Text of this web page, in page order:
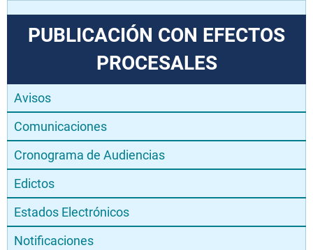
PUBLICACIÓN CON EFECTOS
PROCESALES
Avisos
Comunicaciones
Cronograma de Audiencias
Edictos
Estados Electrónicos
Notificaciones